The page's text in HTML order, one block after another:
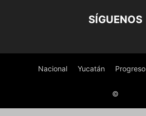
SÍGUENOS
Nacional Yucatán Progreso
©